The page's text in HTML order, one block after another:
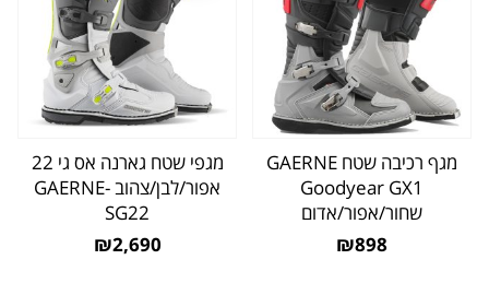
מגף רכיבה שטח GAERNE
Goodyear GX1
שחור/אפור/אדום
₪898
מגפי שטח גארנה אס גי 22
אפור/לבן/צהוב -GAERNE
SG22
₪2,690